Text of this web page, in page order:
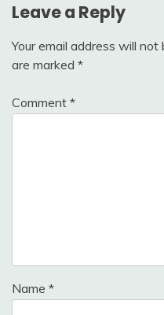
Leave a Reply
Your email address will not
are marked *
Comment *
Name *